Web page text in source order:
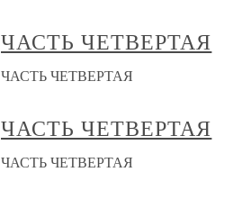
ЧАСТЬ ЧЕТВЕРТАЯ
ЧАСТЬ ЧЕТВЕРТАЯ
ЧАСТЬ ЧЕТВЕРТАЯ
ЧАСТЬ ЧЕТВЕРТАЯ